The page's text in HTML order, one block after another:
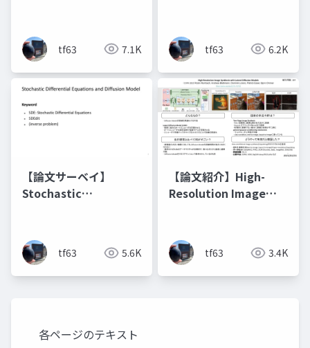
tf63 7.1K tf63 6.2K
【論文サーベイ】
Stochastic
Diffusion Models
tf63 5.6K
【論文紹介】High-
Resolution Image
Models
tf63 3.4K
各ページのテキスト